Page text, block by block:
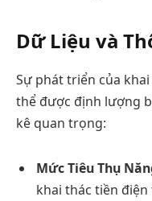
Dữ Liệu và
Sự phát triển của
thể được định lượng
kê quan trọng:
Mức Tiêu Thụ
khai thác tiền